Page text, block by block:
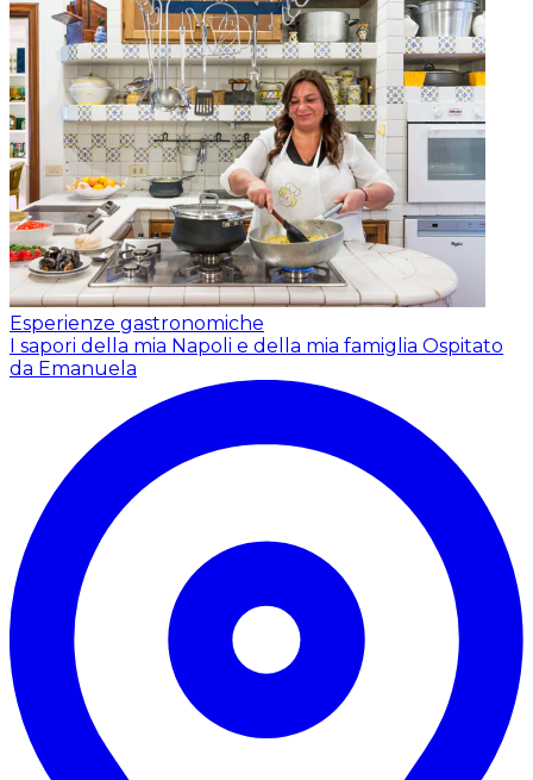
Esperienze gastronomiche
I sapori della mia Napoli e della mia famiglia Ospitato
da Emanuela